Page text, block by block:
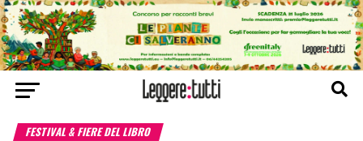
FESTIVAL & FIERE DEL LIBRO